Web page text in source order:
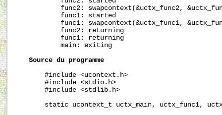
func2: swapcontext(&uctx_func2,
           func1: started
func1: swapcontext(&uctx_func1,
           func2: returning
           func1: returning
           main: exiting
Source du programme
       #include <ucontext.h>
       #include <stdio.h>
       #include <stdlib.h>
static ucontext_t uctx_main, uctx_func1,